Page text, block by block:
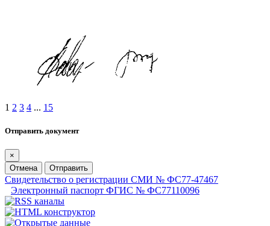
1 2 3 4 ... 15
Отправить документ
×
Отмена
Отправить
Свидетельство о регистрации СМИ № ФС77-47467
Электронный паспорт ФГИС № ФС77110096